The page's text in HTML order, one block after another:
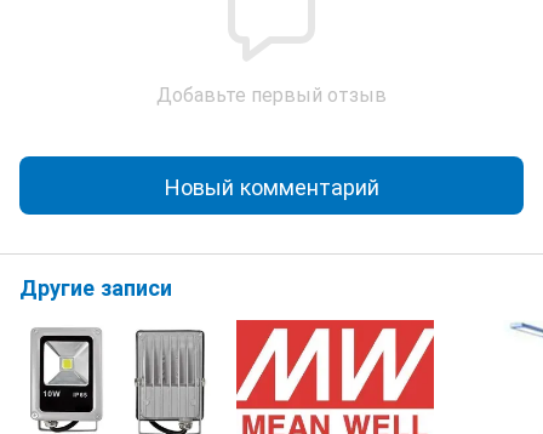
Добавьте первый отзыв
Новый комментарий
Другие записи